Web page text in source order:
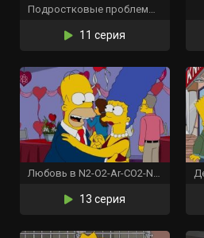
Подростковые проблемы из-за молока
11 серия
Любовь в N2-O2-Ar-CO2-Ne-He-CH4
13 серия